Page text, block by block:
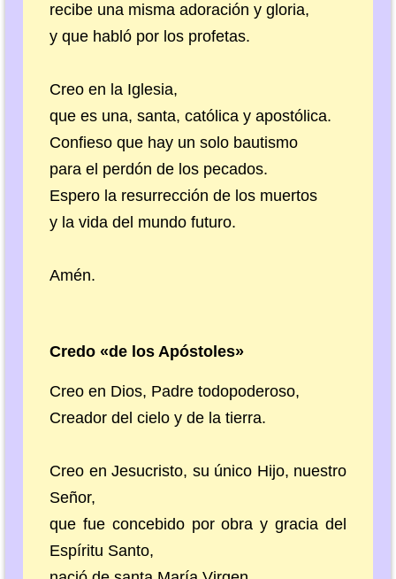
recibe una misma adoración y gloria,
y que habló por los profetas.
Creo en la Iglesia,
que es una, santa, católica y apostólica.
Confieso que hay un solo bautismo
para el perdón de los pecados.
Espero la resurrección de los muertos
y la vida del mundo futuro.
Amén.
Credo «de los Apóstoles»
Creo en Dios, Padre todopoderoso,
Creador del cielo y de la tierra.
Creo en Jesucristo, su único Hijo, nuestro
Señor,
que fue concebido por obra y gracia del
Espíritu Santo,